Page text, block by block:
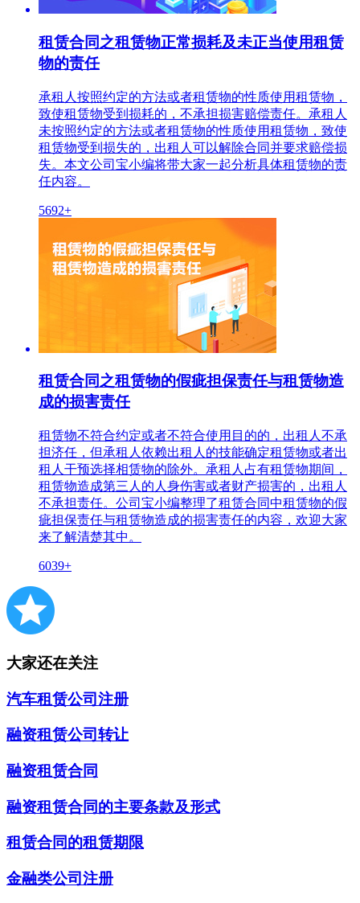
租赁合同之租赁物正常损耗及未正当使用租赁
物的责任
承租人按照约定的方法或者租赁物的性质使用租赁物，
致使租赁物受到损耗的，不承担损害赔偿责任。承租人
未按照约定的方法或者租赁物的性质使用租赁物，致使
租赁物受到损失的，出租人可以解除合同并要求赔偿损
失。本文公司宝小编将带大家一起分析具体租赁物的责
任内容。
5692+
租赁合同之租赁物的假疵担保责任与租赁物造
成的损害责任
租赁物不符合约定或者不符合使用目的的，出租人不承
担济任，但承租人依赖出租人的技能确定租赁物或者出
租人干预选择相赁物的除外。承租人占有租赁物期间，
租赁物造成第三人的人身伤害或者财产损害的，出租人
不承担责任。公司宝小编整理了租赁合同中租赁物的假
疵担保责任与租赁物造成的损害责任的内容，欢迎大家
来了解清楚其中。
6039+
大家还在关注
汽车租赁公司注册
融资租赁公司转让
融资租赁合同
融资租赁合同的主要条款及形式
租赁合同的租赁期限
金融类公司注册